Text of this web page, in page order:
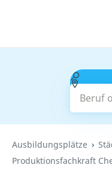
Beruf
Ausbildungsplätze
Produktionsfachkraft